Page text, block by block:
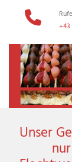

+43
Unser